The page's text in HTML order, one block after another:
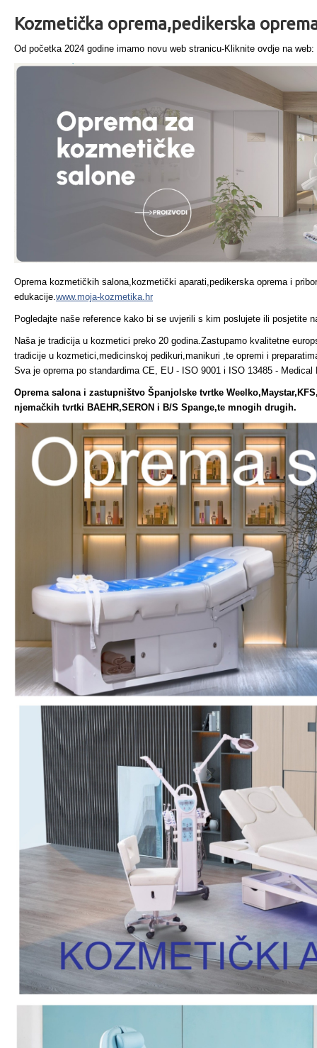
Kozmetička oprema,pedikerska
Od početka 2024 godine imamo novu web stranicu-Kliknite ovdje na web:
Oprema kozmetičkih salona,kozmetički aparati,pedikerska oprema i
edukacije. www.moja-kozmetika.hr
Pogledajte naše reference kako bi se uvjerili s kim poslujete ili posjetite
Naša je tradicija u kozmetici preko 20 godina.Zastupamo kvalitetne
tradicije u kozmetici,medicinskoj pedikuri,manikuri ,te opremi i
Sva je oprema po standardima CE, EU - ISO 9001 i ISO 13485 -
Oprema salona i zastupništvo Španjolske tvrtke
njemačkih tvrtki BAEHR,SERON i B/S Spange,te mnogih drugih.